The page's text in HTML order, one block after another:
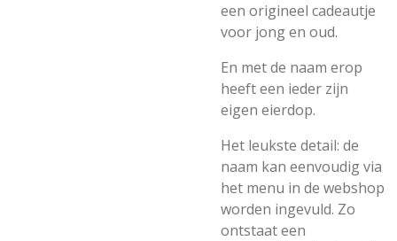
een origineel cadeautje
voor jong en oud.
En met de naam erop
heeft een ieder zijn
eigen eierdop.
Het leukste detail: de
naam kan eenvoudig via
het menu in de webshop
worden ingevuld. Zo
ontstaat een